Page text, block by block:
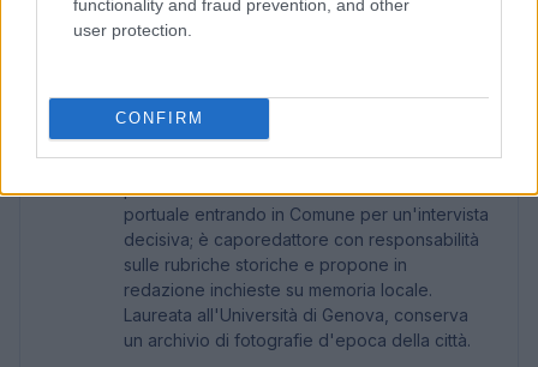
functionality and fraud prevention, and other
user protection.
CONFIRM
AUTORE
Linda Pellegrini
Linda Pellegrini ha raccontato da Genova il
processo di riconversione dell'ex area
portuale entrando in Comune per un'intervista
decisiva; è caporedattore con responsabilità
sulle rubriche storiche e propone in
redazione inchieste su memoria locale.
Laureata all'Università di Genova, conserva
un archivio di fotografie d'epoca della città.